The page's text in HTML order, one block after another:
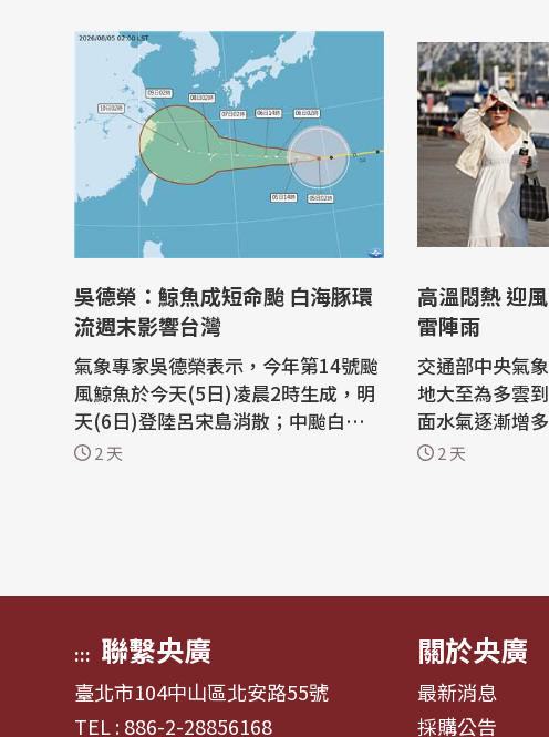
吳德榮：鯨魚成短命颱 白海豚環
流週末影響台灣
氣象專家吳德榮表示，今年第14號颱
風鯨魚於今天(5日)凌晨2時生成，明
天(6日)登陸呂宋島消散；中颱白海豚
估7至9日環流通過北部海面、向北迴
2 天
高溫悶熱 迎
雷陣雨
交通部中央氣
地大至為多雲
面水氣逐漸增
機率越增加，
2 天
::: 聯繫央廣
臺北市104中山區北安路55號
TEL : 886-2-28856168
關於央廣
最新消息
採購公告